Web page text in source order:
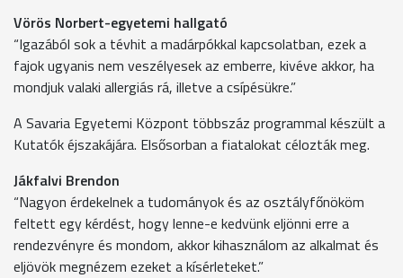
Vörös Norbert-egyetemi hallgató
“Igazából sok a tévhit a madárpókkal kapcsolatban, ezek a
fajok ugyanis nem veszélyesek az emberre, kivéve akkor, ha
mondjuk valaki allergiás rá, illetve a csípésükre.”
A Savaria Egyetemi Központ többszáz programmal készült a
Kutatók éjszakájára. Elsősorban a fiatalokat célozták meg.
Jákfalvi Brendon
“Nagyon érdekelnek a tudományok és az osztályfőnököm
feltett egy kérdést, hogy lenne-e kedvünk eljönni erre a
rendezvényre és mondom, akkor kihasználom az alkalmat és
eljövök megnézem ezeket a kísérleteket.”